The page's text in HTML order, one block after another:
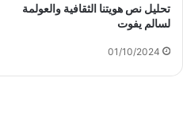
تحليل نص هويتنا الثقافية والعولمة
لسالم يفوت
01/10/2024